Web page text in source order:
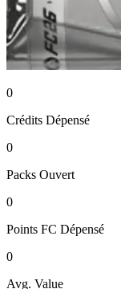
0
Crédits Dépensé
0
Packs Ouvert
0
Points FC Dépensé
0
Avg. Value